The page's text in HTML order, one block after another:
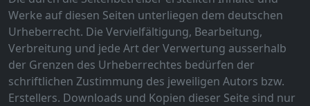
Werke auf diesen Seiten unterliegen dem deutschen
Urheberrecht. Die Vervielfältigung, Bearbeitung,
Verbreitung und jede Art der Verwertung ausserhalb
der Grenzen des Urheberrechtes bedürfen der
schriftlichen Zustimmung des jeweiligen Autors bzw.
Erstellers. Downloads und Kopien dieser Seite sind nur